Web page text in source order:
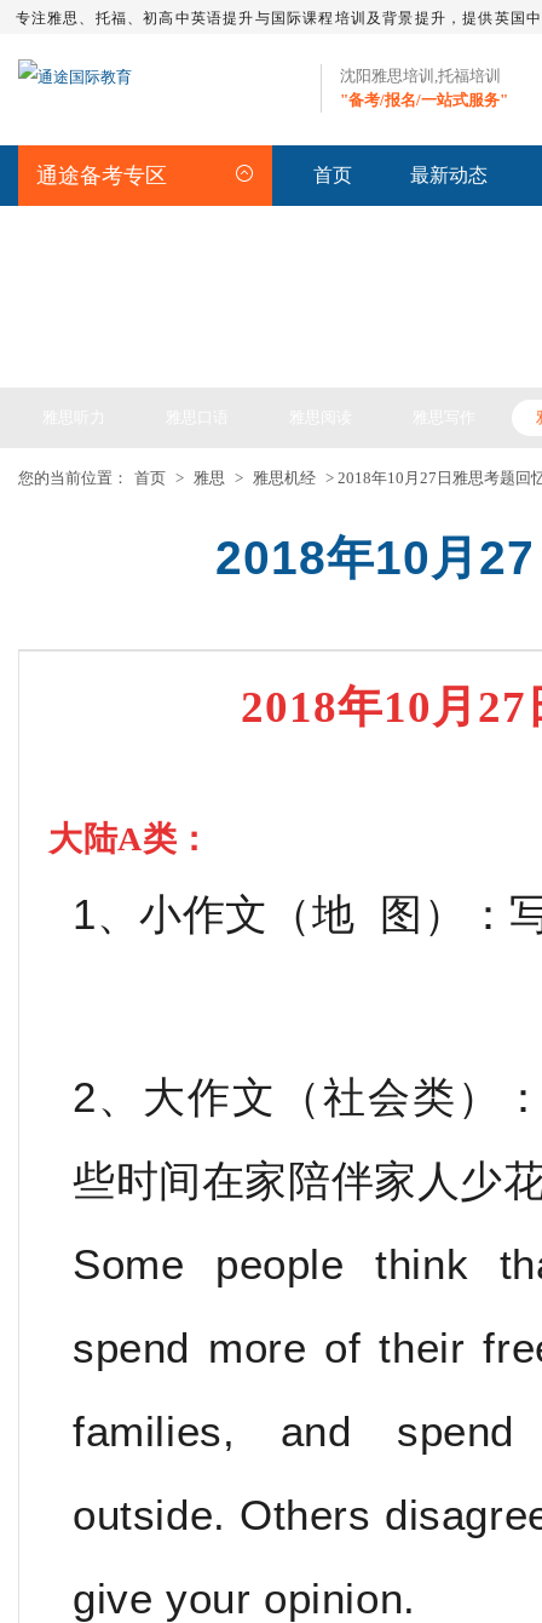
专注雅思、托福、初高中英语提升与国际课程培训及背景提升，提供英国
沈阳雅思培训,托福培训
"备考/报名/一站式服务"
通途备考专区 首页 最新动态
您的当前位置： 首页 > 雅思 > 雅思机经 > 2018年10月27日雅思考题回
2018年10月
2018年10月
大陆A类：
1、小作文（地 图）：
2、大作文（社会类）
些时间在家陪伴家人少
Some people think
spend more of their
families, and
outside. Others
give your opinion.
雅思集训课程 托福一对